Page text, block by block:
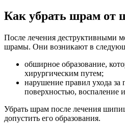
Как убрать шрам от
После лечения деструктивными
шрамы. Они возникают в
обширное образование,
хирургическим путем;
нарушение правил ухода за
поверхностью, воспаление
Убрать шрам после лечения
допустить его образования.